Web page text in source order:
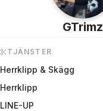
GTrimz
TJÄNSTER
Herrklipp & Skägg
Herrklipp
LINE-UP